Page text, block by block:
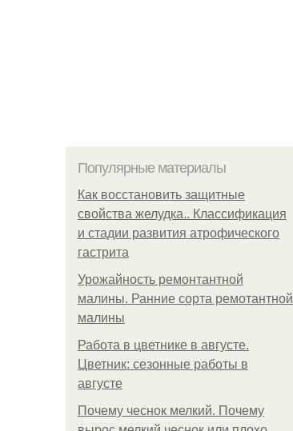
Популярные материалы
Как восстановить защитные
свойства желудка.. Классификация
и стадии развития атрофического
гастрита
Урожайность ремонтантной
малины. Ранние сорта ремотантной
малины
Работа в цветнике в августе.
Цветник: сезонные работы в
августе
Почему чеснок мелкий. Почему